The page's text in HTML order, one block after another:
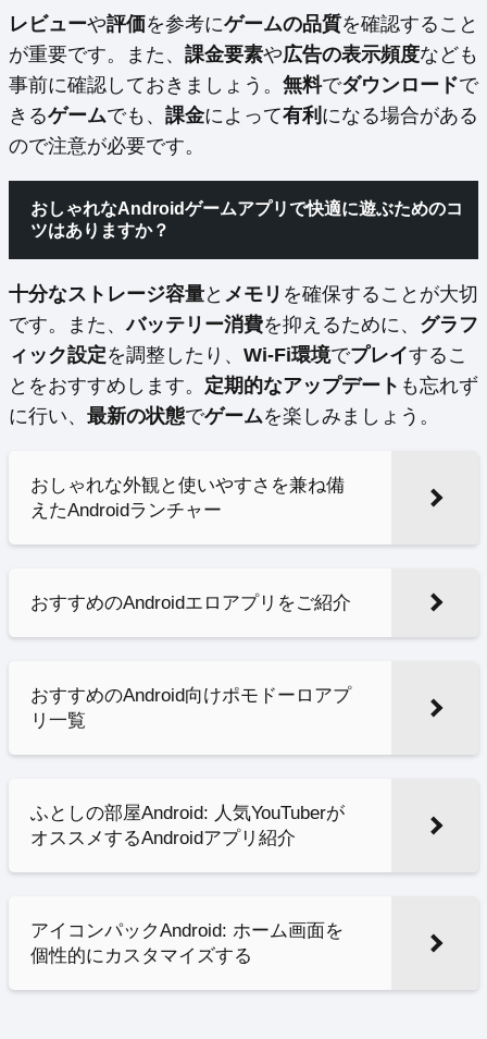
レビューや評価を参考にゲームの品質を確認すること
が重要です。また、 課金要素や広告の表示頻度なども
事前に確認しておきましょう。 無料でダウンロードで
きるゲームでも、 課金によって有利 になる場合がある
ので注意が必要です。
おしゃれなAndroidゲームアプリで快適に遊ぶためのコ
ツはありますか？
十分なストレージ容量と メモリ を確保することが大切
です。また、バッテリー消費を抑えるために、 グラフ
ィック設定を調整したり、 Wi-Fi環境でプレイするこ
とをおすすめします。 定期的なアップデート も忘れず
に行い、 最新の状態でゲームを楽しみましょう。
おしゃれな外観と使いやすさを兼ね備
えたAndroidランチャー
おすすめのAndroidエロアプリをご紹介
おすすめのAndroid向けポモドーロアプ
リ一覧
ふとしの部屋Android: 人気YouTuberが
オススメするAndroidアプリ紹介
アイコンパックAndroid: ホーム画面を
個性的にカスタマイズする